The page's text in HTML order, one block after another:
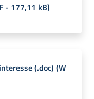
- 177,11 kB)
(.doc) (W